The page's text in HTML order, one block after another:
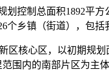
控制总面积1892平
乡镇（街道），包
区核心区，以初期
围内的南部片区为